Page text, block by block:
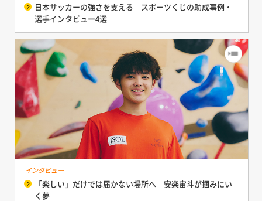
日本サッカーの強さを支える スポーツくじの助成事例・
選手インタビュー4選
インタビュー
「楽しい」だけでは届かない場所へ 安楽宙斗が掴みにい
く夢